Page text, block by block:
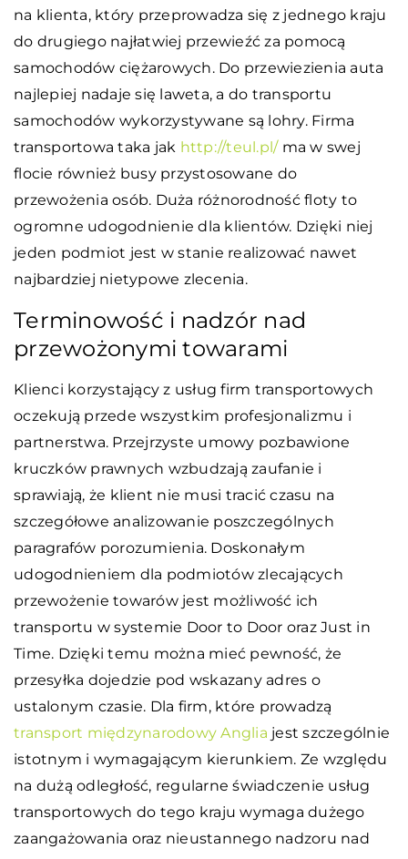
na klienta, który przeprowadza się z jednego kraju
do drugiego najłatwiej przewieźć za pomocą
samochodów ciężarowych. Do przewiezienia auta
najlepiej nadaje się laweta, a do transportu
samochodów wykorzystywane są lohry. Firma
transportowa taka jak http://teul.pl/ma w swej
flocie również busy przystosowane do
przewożenia osób. Duża różnorodność floty to
ogromne udogodnienie dla klientów. Dzięki niej
jeden podmiot jest w stanie realizować nawet
najbardziej nietypowe zlecenia.
Terminowość i nadzór nad
przewożonymi towarami
Klienci korzystający z usług firm transportowych
oczekują przede wszystkim profesjonalizmu i
partnerstwa. Przejrzyste umowy pozbawione
kruczków prawnych wzbudzają zaufanie i
sprawiają, że klient nie musi tracić czasu na
szczegółowe analizowanie poszczególnych
paragrafów porozumienia. Doskonałym
udogodnieniem dla podmiotów zlecających
przewożenie towarów jest możliwość ich
transportu w systemie Door to Door oraz Just in
Time. Dzięki temu można mieć pewność, że
przesyłka dojedzie pod wskazany adres o
ustalonym czasie. Dla firm, które prowadzą
transport międzynarodowy Anglia jest szczególnie
istotnym i wymagającym kierunkiem. Ze względu
na dużą odległość, regularne świadczenie usług
transportowych do tego kraju wymaga dużego
zaangażowania oraz nieustannego nadzoru nad